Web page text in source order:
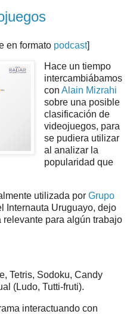
en formato podcast]
Hace un tiempo
intercambiábamos
con Alain Mizrahi
sobre una posible
clasificación de
videojuegos, para
se pudiera utilizar
al analizar la
popularidad que
utilizada por Grupo
Internauta Uruguayo, dejo
para algún trabajo
Tetris, Sodoku, Candy
(Ludo, Tutti-fruti).
interactuando con